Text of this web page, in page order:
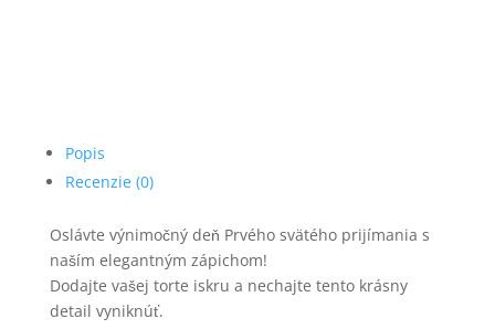
Popis
Recenzie (0)
Oslávte výnimočný deň Prvého svätého prijímania s
naším elegantným zápichom!
Dodajte vašej torte iskru a nechajte tento krásny
detail vyniknúť.